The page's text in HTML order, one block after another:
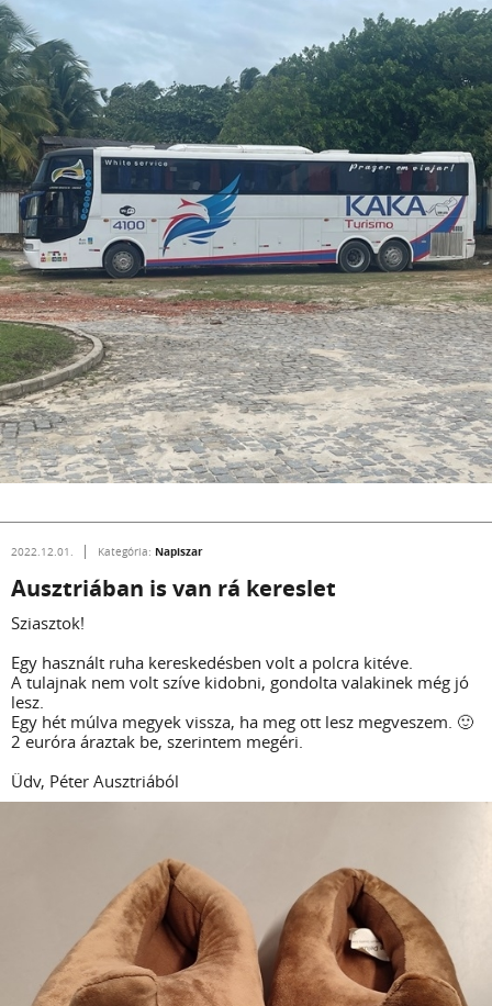
2022.12.01. Kategória: Napiszar
Ausztriában is van rá kereslet
Sziasztok!
Egy használt ruha kereskedésben volt a polcra kitéve.
A tulajnak nem volt szíve kidobni, gondolta valakinek még jó
lesz.
Egy hét múlva megyek vissza, ha meg ott lesz megveszem. 🙂
2 euróra áraztak be, szerintem megéri.
Üdv, Péter Ausztriából